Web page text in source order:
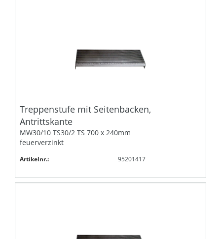
Treppenstufe mit Seitenbacken,
Antrittskante
MW30/10 TS30/2 TS 700 x 240mm
feuerverzinkt
Artikelnr.: 95201417